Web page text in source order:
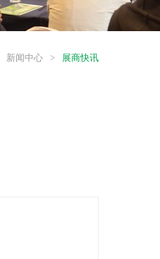
新闻中心 > 展商快讯